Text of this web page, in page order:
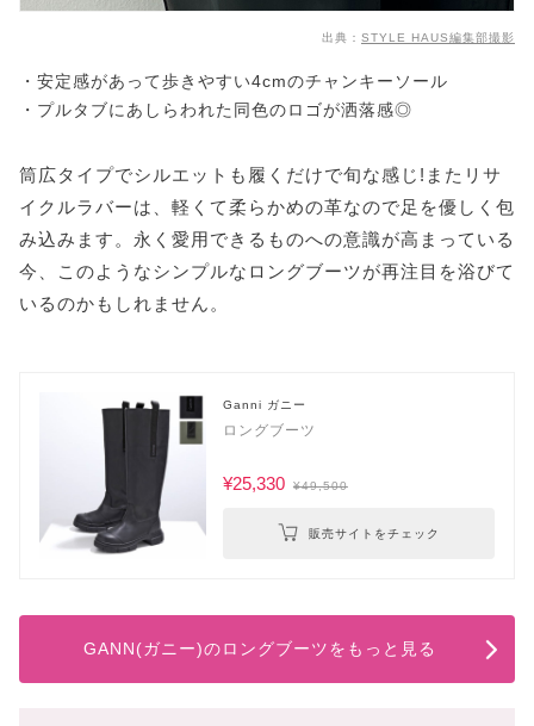
出典： STYLE HAUS編集部撮影
・安定感があって歩きやすい4cmのチャンキーソール
・プルタブにあしらわれた同色のロゴが洒落感◎
筒広タイプでシルエットも履くだけで旬な感じ!またリサ
イクルラバーは、軽くて柔らかめの革なので足を優しく包
み込みます。永く愛用できるものへの意識が高まっている
今、このようなシンプルなロングブーツが再注目を浴びて
いるのかもしれません。
Ganni ガニー
ロングブーツ
¥25,330 ¥49,500
販売サイトをチェック
GANN(ガニー)のロングブーツをもっと見る